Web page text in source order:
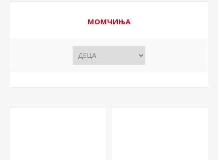
МОМЧИЊА